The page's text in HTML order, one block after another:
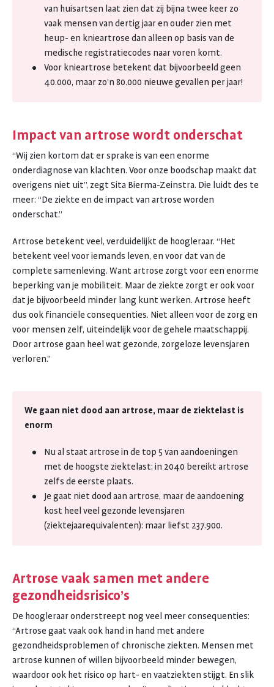
van huisartsen laat zien dat zij bijna twee keer zo
vaak mensen van dertig jaar en ouder zien met
heup- en knieartrose dan alleen op basis van de
medische registratiecodes naar voren komt.
Voor knieartrose betekent dat bijvoorbeeld geen
40.000, maar zo’n 80.000 nieuwe gevallen per jaar!
Impact van artrose wordt onderschat
“Wij zien kortom dat er sprake is van een enorme
onderdiagnose van klachten. Voor onze boodschap maakt dat
overigens niet uit”, zegt Sita Bierma-Zeinstra. Die luidt des te
meer: “De ziekte en de impact van artrose worden
onderschat.”
Artrose betekent veel, verduidelijkt de hoogleraar. “Het
betekent veel voor iemands leven, en voor dat van de
complete samenleving. Want artrose zorgt voor een enorme
beperking van je mobiliteit. Maar de ziekte zorgt er ook voor
dat je bijvoorbeeld minder lang kunt werken. Artrose heeft
dus ook financiële consequenties. Niet alleen voor de zorg en
voor mensen zelf, uiteindelijk voor de gehele maatschappij.
Door artrose gaan heel wat gezonde, zorgeloze levensjaren
verloren.”
We gaan niet dood aan artrose, maar de ziektelast is
enorm
Nu al staat artrose in de top 5 van aandoeningen
met de hoogste ziektelast; in 2040 bereikt artrose
zelfs de eerste plaats.
Je gaat niet dood aan artrose, maar de aandoening
kost heel veel gezonde levensjaren
(ziektejaarequivalenten): maar liefst 237.900.
Artrose vaak samen met andere
gezondheidsrisico’s
De hoogleraar onderstreept nog veel meer consequenties:
“Artrose gaat vaak ook hand in hand met andere
gezondheidsproblemen of chronische ziekten. Mensen met
artrose kunnen of willen bijvoorbeeld minder bewegen,
waardoor ook het risico op hart- en vaatziekten stijgt. En slik